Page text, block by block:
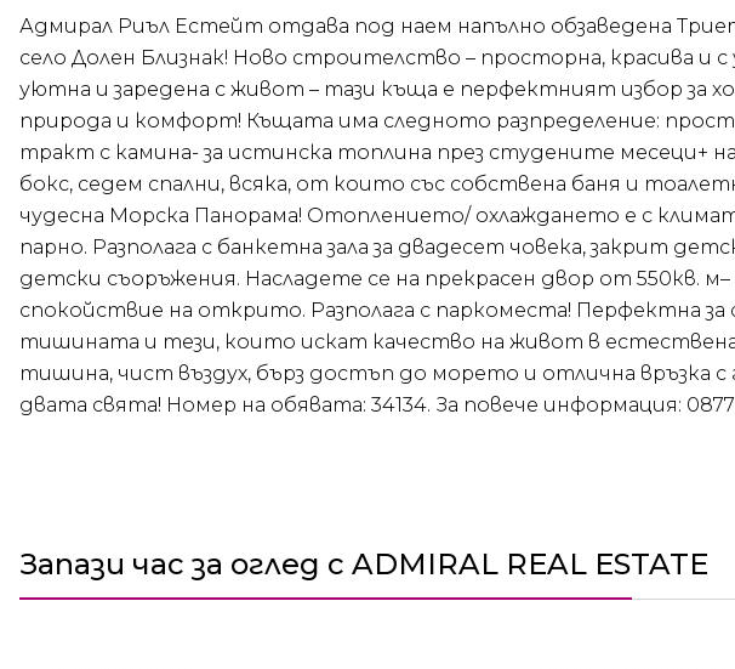
Адмирал Риъл Естейт отдава под наем напълно обзаведена
село Долен Близнак! Ново строителство – просторна, красива и с
уютна и заредена с живот – тази къща е перфектният избор за
природа и комфорт! Къщата има следното разпределение:
тракт с камина- за истинска топлина през студените месеци+
бокс, седем спални, всяка, от които със собствена баня и
чудесна Морска Панорама! Отоплението/ охлаждането е с
парно. Разполага с банкетна зала за двадесет човека, закрит
детски съоръжения. Насладете се на прекрасен двор от 550кв. м–
спокойствие на открито. Разполага с паркоместа! Перфектна
тишината и тези, които искат качество на живот в
тишина, чист въздух, бърз достъп до морето и отлична връзка
двата свята! Номер на обявата: 34134. За повече информация: 0877
Запази час за оглед с ADMIRAL REAL ESTATE